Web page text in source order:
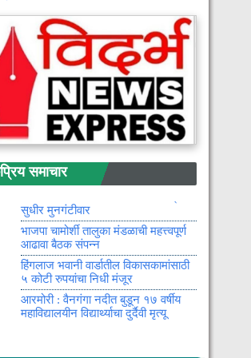
समाचार
कार्यकर्त्यांनी केला भाजपात प्रवेश
राज्य सरकार चंद्रपूर मतदार संघाच्या
विकासासाठी सकारात्मक : आ. किशोर
जोरगेवार
मुरखला गावाजवळ एसटी बस अपघात,
अनेक प्रवासी जखमी
आंध्र–ओडिशा सीमेजवळ सुरक्षा दलांची
मोठी कारवाई : सात नक्षल्यांचा खात्मा
वाघाच्या भीतीने धावपळ : बंधाऱ्यात बुडून
पिता-पुत्राचा दुर्दैवी मृत्यू
खाटांचे रुग्णालय उभारणार : पालकमंत्री
सुधीर मुनगंटीवार
भाजपा चामोर्शी तालुका मंडळाची महत्त्वपूर्ण
आढावा बैठक संपन्न
हिंगलाज भवानी वार्डातील विकासकामांसाठी
५ कोटी रुपयांचा निधी मंजूर
आरमोरी : वैनगंगा नदीत बुडून १७ वर्षीय